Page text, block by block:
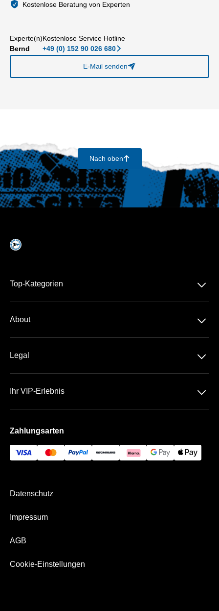
Kostenlose Beratung von Experten
Experte(n)
Bernd
Kostenlose Service Hotline
+49 (0) 152 90 026 680􀆊
E-Mail senden􀈠
Nach oben􀄨
Top-Kategorien 􀆈
DFB-Pokal
About 􀆈
Team
Legal 􀆈
Ihr VIP-Erlebnis 􀆈
Zahlungsarten
Datenschutz
Impressum
AGB
Cookie-Einstellungen